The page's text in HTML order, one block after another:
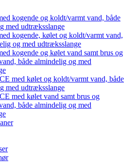
kogende og koldt/varmt vand, både
med udtræksslange
kogende, kølet og koldt/varmt vand,
og med udtræksslange
kogende og kølet vand samt brus og
både almindelig og med
med kølet og koldt/varmt vand, både
med udtræksslange
med kølet vand samt brus og
både almindelig og med